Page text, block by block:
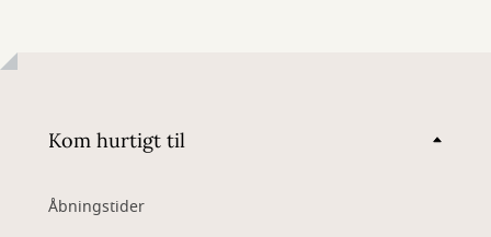
Kom hurtigt til
Åbningstider